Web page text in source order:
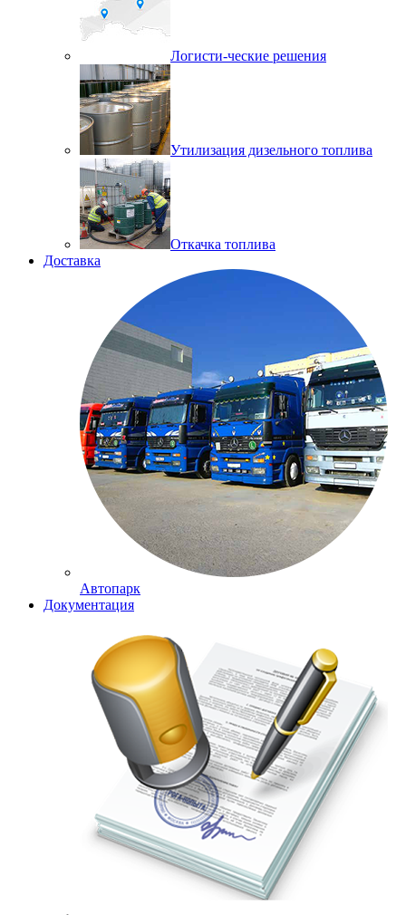
Логисти-ческие решения
Утилизация дизельного топлива
Откачка топлива
Доставка
Автопарк
Документация